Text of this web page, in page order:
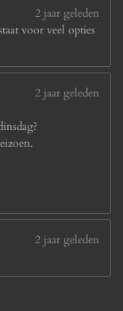
2 jaar geleden
voor veel opties
2 jaar geleden
2 jaar geleden